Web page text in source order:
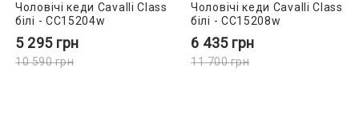
Чоловічі кеди Cavalli Class
білі - CC15204w
5 295 грн
10 590грн
Чоловічі кеди Cavalli Class
білі - CC15208w
6 435 грн
11 700грн